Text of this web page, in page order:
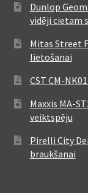
Dunlop
vidēji cietam
Mitas Street
lietošanai
CST CM-
Maxxis MA-
veiktspēju
Pirelli City
braukšanai